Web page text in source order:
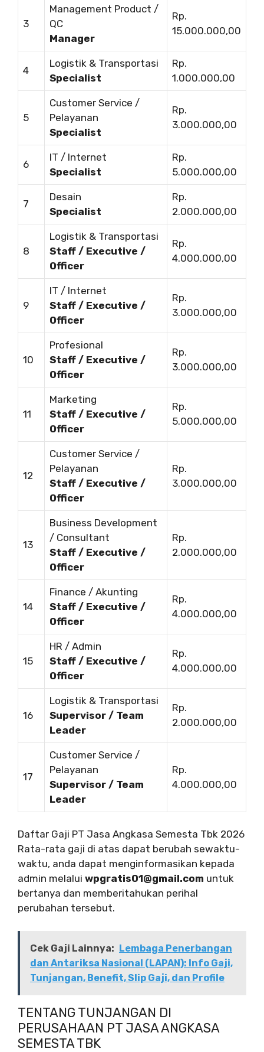
3
Management Product /
QC
Manager
Rp.
15.000.000,00
4
Logistik & Transportasi
Specialist
Rp.
1.000.000,00
5
Customer Service /
Pelayanan
Specialist
Rp.
3.000.000,00
6
IT / Internet
Specialist
Rp.
5.000.000,00
7
Desain
Specialist
Rp.
2.000.000,00
8
Logistik & Transportasi
Staff / Executive /
Officer
Rp.
4.000.000,00
9
IT / Internet
Staff / Executive /
Officer
Rp.
3.000.000,00
10
Profesional
Staff / Executive /
Officer
Rp.
3.000.000,00
11
Marketing
Staff / Executive /
Officer
Rp.
5.000.000,00
12
Customer Service /
Pelayanan
Staff / Executive /
Officer
Rp.
3.000.000,00
13
Business Development
/ Consultant
Staff / Executive /
Officer
Rp.
2.000.000,00
14
Finance / Akunting
Staff / Executive /
Officer
Rp.
4.000.000,00
15
HR / Admin
Staff / Executive /
Officer
Rp.
4.000.000,00
16
Logistik & Transportasi
Supervisor / Team
Leader
Rp.
2.000.000,00
17
Customer Service /
Pelayanan
Supervisor / Team
Leader
Rp.
4.000.000,00
Daftar Gaji PT Jasa Angkasa Semesta Tbk 2026
Rata-rata gaji di atas dapat berubah sewaktu-
waktu, anda dapat menginformasikan kepada
admin melalui wpgratis01@gmail.com untuk
bertanya dan memberitahukan perihal
perubahan tersebut.
Cek Gaji Lainnya: Lembaga Penerbangan
dan Antariksa Nasional (LAPAN): Info Gaji,
Tunjangan, Benefit, Slip Gaji, dan Profile
TENTANG TUNJANGAN DI
PERUSAHAAN PT JASA ANGKASA
SEMESTA TBK